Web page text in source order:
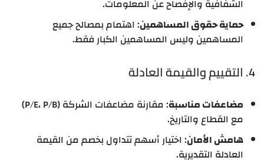
الشفافية والإفصاح عن المعلومات.
حماية حقوق المساهمين: اهتمام بمصالح جميع
المساهمين وليس المساهمين الكبار فقط.
4. التقييم والقيمة العادلة
مضاعفات مناسبة
: مقارنة مضاعفات الشركة (P/E، P/B)
مع القطاع والتاريخ.
هامش الأمان: اختيار أسهم تتداول بخصم من القيمة
العادلة التقديرية.